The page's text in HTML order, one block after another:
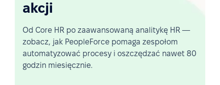
akcji
Od Core HR po zaawansowaną analitykę HR —
zobacz, jak PeopleForce pomaga zespołom
automatyzować procesy i oszczędzać nawet 80
godzin miesięcznie.